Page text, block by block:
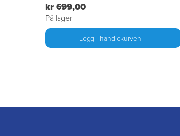
kr 699,00
På lager
Legg i handlekurven